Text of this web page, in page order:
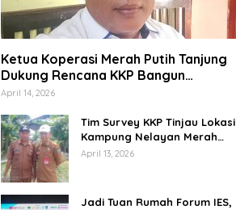
Ketua Koperasi Merah Putih Tanjung
Dukung Rencana KKP Bangun
Kampung Nelayan di Eks TPI
April 14, 2026
Tim Survey KKP Tinjau Lokasi
Kampung Nelayan Merah
Putih di Kelurahan Kolo
April 13, 2026
Jadi Tuan Rumah Forum IES,